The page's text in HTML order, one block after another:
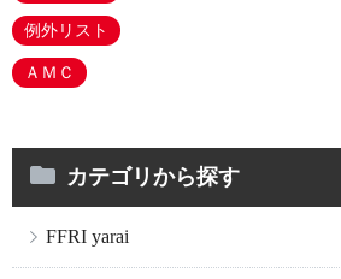
例外リスト
ＡＭＣ
カテゴリから探す
FFRI yarai